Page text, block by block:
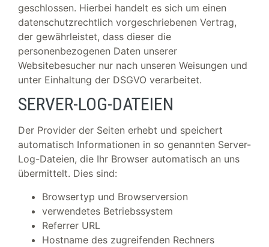
geschlossen. Hierbei handelt es sich um einen
datenschutzrechtlich vorgeschriebenen Vertrag,
der gewährleistet, dass dieser die
personenbezogenen Daten unserer
Websitebesucher nur nach unseren Weisungen und
unter Einhaltung der DSGVO verarbeitet.
SERVER-LOG-DATEIEN
Der Provider der Seiten erhebt und speichert
automatisch Informationen in so genannten Server-
Log-Dateien, die Ihr Browser automatisch an uns
übermittelt. Dies sind:
Browsertyp und Browserversion
verwendetes Betriebssystem
Referrer URL
Hostname des zugreifenden Rechners